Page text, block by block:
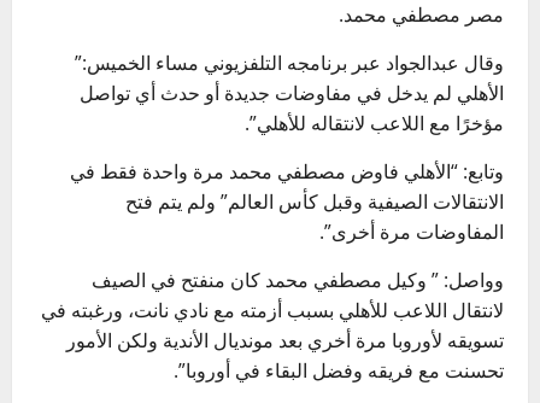
مصر مصطفي محمد.
وقال عبدالجواد عبر برنامجه التلفزيوني مساء الخميس:”
الأهلي لم يدخل في مفاوضات جديدة أو حدث أي تواصل
مؤخرًا مع اللاعب لانتقاله للأهلي”.
وتابع: “الأهلي فاوض مصطفي محمد مرة واحدة فقط في
الانتقالات الصيفية وقبل كأس العالم” ولم يتم فتح
المفاوضات مرة أخرى”.
وواصل: ” وكيل مصطفي محمد كان منفتح في الصيف
لانتقال اللاعب للأهلي بسبب أزمته مع نادي نانت، ورغبته في
تسويقه لأوروبا مرة أخري بعد مونديال الأندية ولكن الأمور
تحسنت مع فريقه وفضل البقاء في أوروبا”.